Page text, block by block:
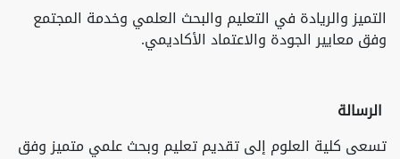
التميز والريادة في التعليم والبحث العلمي وخدمة المجتمع
وفق معايير الجودة والاعتماد الأكاديمي.
الرسالة
تسعى كلية العلوم إلى تقديم تعليم وبحث علمي متميز وفق